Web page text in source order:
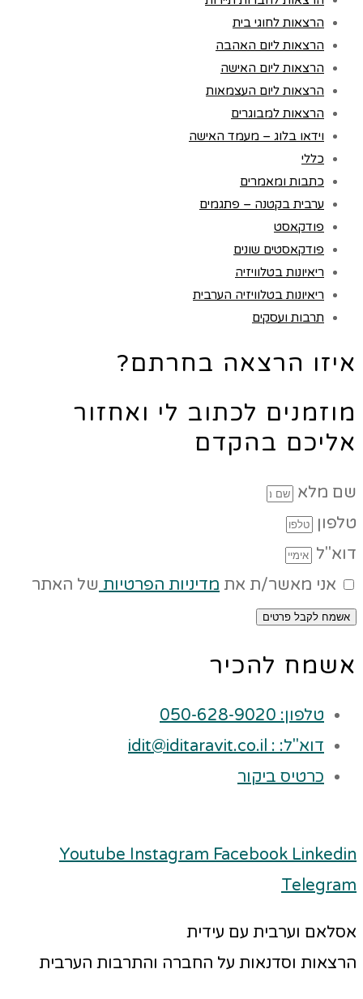
הרצאות לחוגי בית
הרצאות ליום האהבה
הרצאות ליום האישה
הרצאות ליום העצמאות
הרצאות למבוגרים
וידאו בלוג – מעמד האישה
כללי
כתבות ומאמרים
ערבית בקטנה – פתגמים
פודקאסט
פודקאסטים שונים
ריאיונות בטלוויזיה
ריאיונות בטלוויזיה הערבית
תרבות ועסקים
איזו הרצאה בחרתם?
מוזמנים לכתוב לי ואחזור
אליכם בהקדם
שם מלא
טלפון
דוא"ל
אני מאשר/ת את מדיניות הפרטיות של האתר
אשמח לקבל פרטים
אשמח להכיר
טלפון: 050-628-9020
דוא"ל: : idit@iditaravit.co.il
כרטיס ביקור
Youtube Instagram Facebook Linkedin
Telegram
אסלאם וערבית עם עידית
הרצאות וסדנאות על החברה והתרבות הערבית